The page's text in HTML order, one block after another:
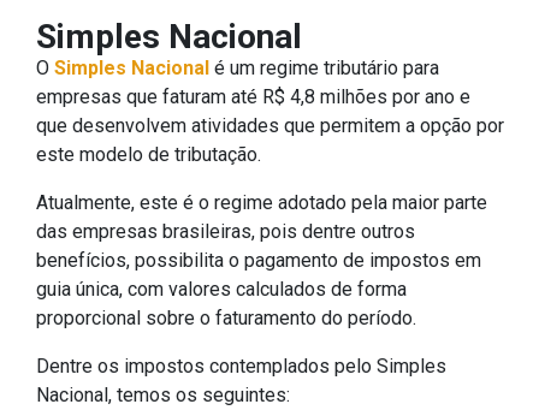
Simples Nacional
O Simples Nacional é um regime tributário para
empresas que faturam até R$ 4,8 milhões por ano e
que desenvolvem atividades que permitem a opção por
este modelo de tributação.
Atualmente, este é o regime adotado pela maior parte
das empresas brasileiras, pois dentre outros
benefícios, possibilita o pagamento de impostos em
guia única, com valores calculados de forma
proporcional sobre o faturamento do período.
Dentre os impostos contemplados pelo Simples
Nacional, temos os seguintes: